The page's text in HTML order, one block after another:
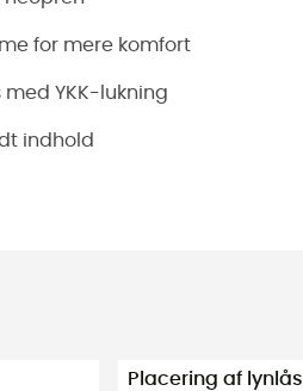
for mere komfort
med YKK-lukning
indhold
Placering af lynlås